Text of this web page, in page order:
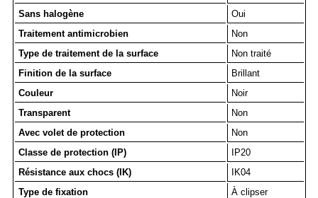
Sans halogène
Oui
Traitement antimicrobien
Non
Type de traitement de la surface
Non traité
Finition de la surface
Brillant
Couleur
Noir
Transparent
Non
Avec volet de protection
Non
Classe de protection (IP)
IP20
Résistance aux chocs (IK)
IK04
Type de fixation
À clipser